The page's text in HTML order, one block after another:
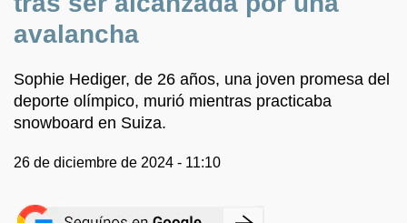
avalancha
Sophie Hediger, de 26 años, una joven promesa del
deporte olímpico, murió mientras practicaba
snowboard en Suiza.
26 de diciembre de 2024 - 11:10